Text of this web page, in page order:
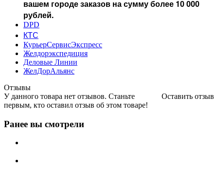
вашем городе заказов на сумму более 10 000
рублей.
DPD
КТС
КурьерСервисЭкспресс
Желдорэкспедиция
Деловые Линии
ЖелДорАльянс
Отзывы
Оставить отзыв
У данного товара нет отзывов. Станьте
первым, кто оставил отзыв об этом товаре!
Ранее вы смотрели